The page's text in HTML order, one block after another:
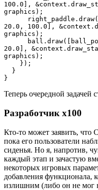
100.0],
graphics);
20.0, 100.0],
graphics);
20.0],
graphics);
    });
  }
}
Теперь очередной задачей
Разработчик x100
Кто-то может заявить, что
пока его пользователи
сиденья. Но я, напротив,
каждый этап и зачастую
некоторых игровых
добавления функционала,
излишним (либо он не мог